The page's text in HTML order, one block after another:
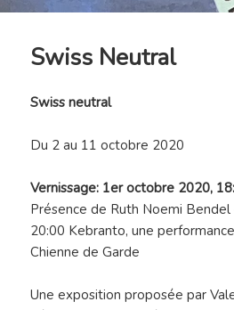
Swiss Neutral
Swiss neutral
Du 2 au 11 octobre 2020
Vernissage: 1er octobre 2020,
Présence de Ruth Noemi
20:00 Kebranto, une
Chienne de Garde
Une exposition proposée par